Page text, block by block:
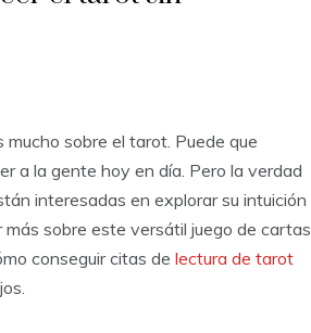
sobre el tarot. Puede que
a la gente hoy en día. Pero la verdad
interesadas en explorar su intuición
más sobre este versátil juego de cartas
conseguir citas de lectura de tarot